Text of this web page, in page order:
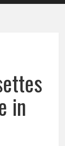
in